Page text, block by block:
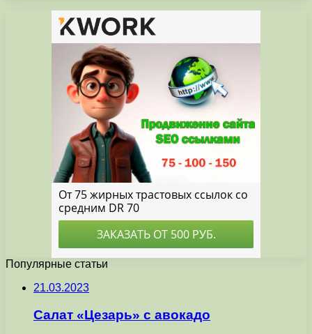
Популярные статьи
21.03.2023
Салат «Цезарь» с авокадо